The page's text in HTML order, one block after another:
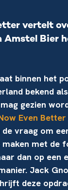
vertelt
Amstel Bier
binnen het
bekend
gezien
Even Better
vraag om
met de
dan op een
Jack
deze